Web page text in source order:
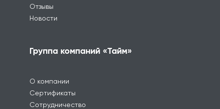
Отзывы
Новости
Группа компаний «Тайм»
О компании
Сертификаты
Сотрудничество